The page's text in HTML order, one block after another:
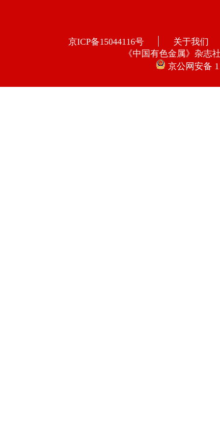
京ICP备15044116号
关于我们
《中国有色金属》杂志
京公网安备